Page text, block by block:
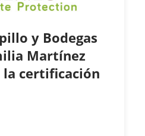
y Bodegas
Martínez
la certificación